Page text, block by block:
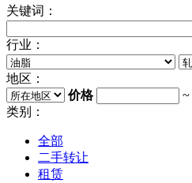
关键词：
行业：
地区：
价格
~
类别：
全部
二手转让
租赁